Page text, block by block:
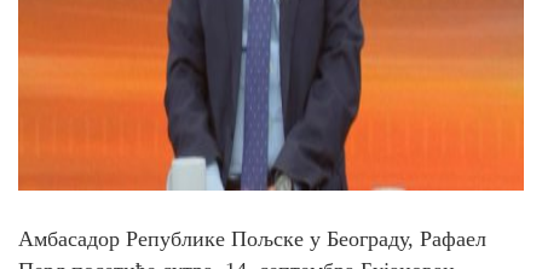
Амбасадор Републике Пољске у Београду, Рафаел